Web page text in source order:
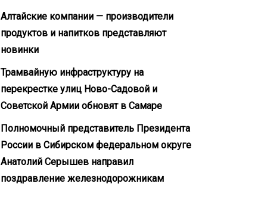
Алтайские компании — производители
продуктов и напитков представляют
новинки
Трамвайную инфраструктуру на
перекрестке улиц Ново-Садовой и
Советской Армии обновят в Самаре
Полномочный представитель Президента
России в Сибирском федеральном округе
Анатолий Серышев направил
поздравление железнодорожникам